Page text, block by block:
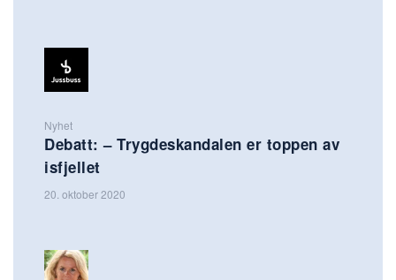
Nyhet
Debatt: – Trygdeskandalen er toppen av
isfjellet
20. oktober 2020